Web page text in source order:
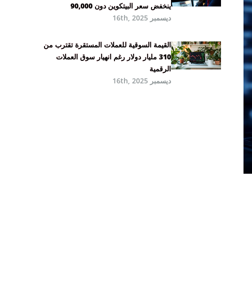
ينخفض سعر البيتكوين دون 90,000
ديسمبر 16th, 2025
القيمة السوقية للعملات المستقرة تقترب من
310 مليار دولار رغم انهيار سوق العملات
الرقمية
ديسمبر 16th, 2025